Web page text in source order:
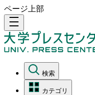
ページ上部
density_medium
検索
カテゴリ